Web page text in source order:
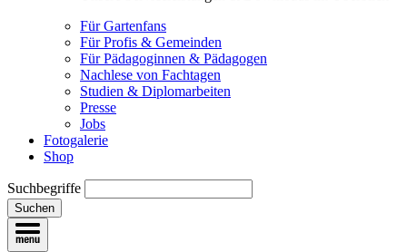
Für Gartenfans
Für Profis & Gemeinden
Für Pädagoginnen & Pädagogen
Nachlese von Fachtagen
Studien & Diplomarbeiten
Presse
Jobs
Fotogalerie
Shop
Suchbegriffe
Suchen